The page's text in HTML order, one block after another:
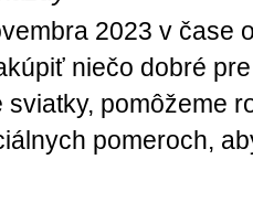
2023 v čase
niečo dobré
sviatky, pomôžeme
pomeroch,